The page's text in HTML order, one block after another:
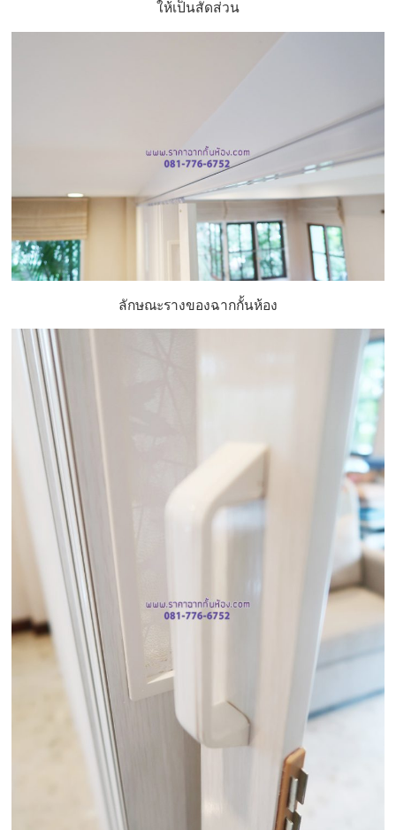
ให้เป็นสัดส่วน
ลักษณะรางของฉากกั้นห้อง